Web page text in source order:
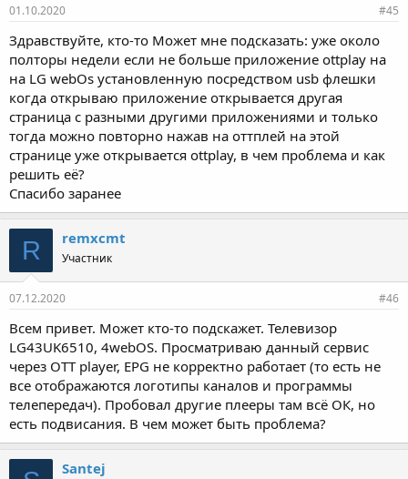
:
01.10.2020 #45
Здравствуйте, кто-то Может мне подсказать: уже около
полторы недели если не больше приложение ottplay на
на LG webOs установленную посредством usb флешки
когда открываю приложение открывается другая
страница с разными другими приложениями и только
тогда можно повторно нажав на оттплей на этой
странице уже открывается ottplay, в чем проблема и как
решить её?
Спасибо заранее
R remxcmt
Участник
07.12.2020 #46
Всем привет. Может кто-то подскажет. Телевизор
LG43UK6510, 4webOS. Просматриваю данный сервис
через OTT player, EPG не корректно работает (то есть не
все отображаются логотипы каналов и программы
телепередач). Пробовал другие плееры там всё ОК, но
есть подвисания. В чем может быть проблема?
Santej